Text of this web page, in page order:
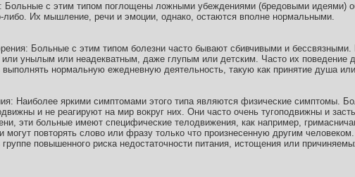
Больные с этим типом поглощены ложными убеждениями (бредовыми идеями)
либо. Их мышление, речи и эмоции, однако, остаются вполне нормальными.
Больные с этим типом болезни часто бывают сбивчивыми и бессвязными.
унылым или неадекватным, даже глупым или детским. Часто их поведение
выполнять нормальную ежедневную деятельность, такую как принятие душа
Наиболее яркими симптомами этого типа являются физические симптомы.
и не реагируют на мир вокруг них. Они часто очень тугоподвижны и
эти больные имеют специфические телодвижения, как например,
повторять слово или фразу только что произнесенную другим
повышенного риска недостаточности питания, истощения или